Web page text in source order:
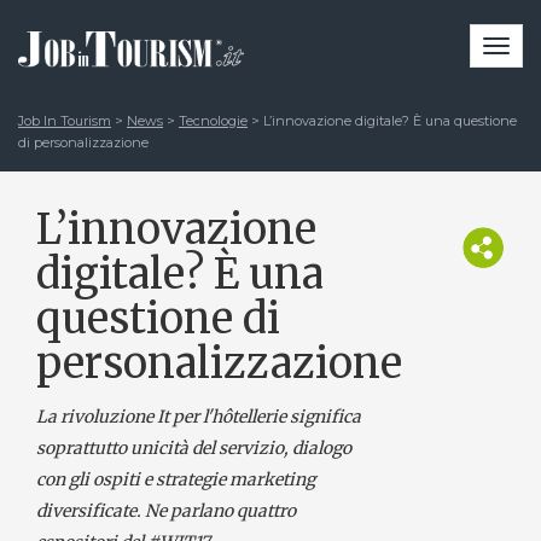
Job In Tourism > News > Tecnologie > L’innovazione digitale? È una questione
di personalizzazione
L’innovazione
digitale? È una
questione di
personalizzazione
La rivoluzione It per l'hôtellerie significa
soprattutto unicità del servizio, dialogo
con gli ospiti e strategie marketing
diversificate. Ne parlano quattro